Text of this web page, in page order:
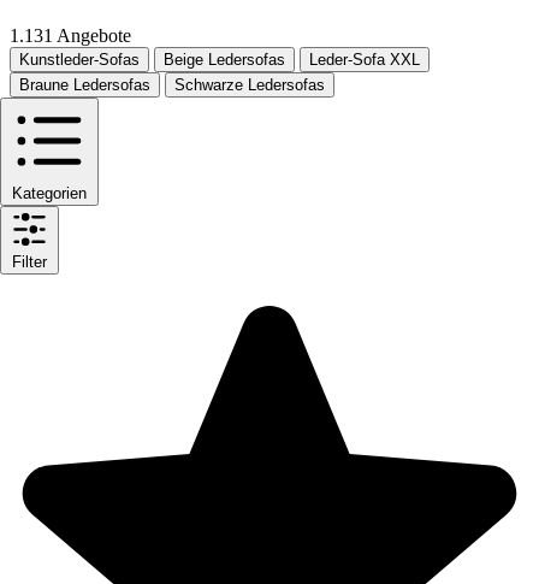
1.131 Angebote
Kunstleder-Sofas Beige Ledersofas
Leder-Sofa XXL
Braune Ledersofas
Schwarze Ledersofas
Kategorien
Filter